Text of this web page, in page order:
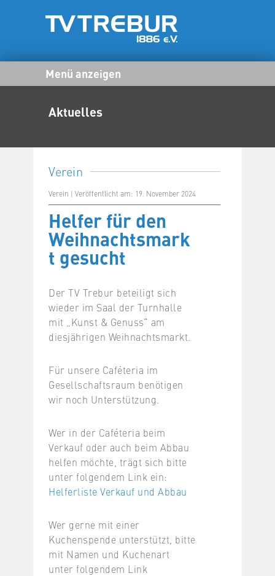
Menü anzeigen
Aktuelles
Verein
Verein | Veröffentlicht am: 19. November 2024
Helfer für den
Weihnachtsmark
t gesucht
Der TV Trebur beteiligt sich
wieder im Saal der Turnhalle
mit „Kunst & Genuss“ am
diesjährigen Weihnachtsmarkt.
Für unsere Caféteria im
Gesellschaftsraum benötigen
wir noch Unterstützung.
Wer in der Caféteria beim
Verkauf oder auch beim Abbau
helfen möchte, trägt sich bitte
unter folgendem Link ein:
Helferliste Verkauf und Abbau
Wer gerne mit einer
Kuchenspende unterstützt, bitte
mit Namen und Kuchenart
unter folgendem Link